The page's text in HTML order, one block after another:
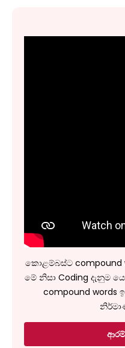
කොළම්බස්ට compound
මේ නිසා Coding දැනුම
compound words